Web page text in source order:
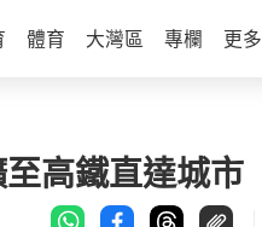
體育 大灣區 專欄 更多
高鐵直達城市